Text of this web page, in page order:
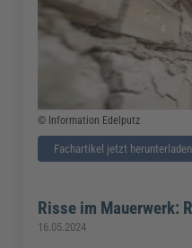
© Information Edelputz
Fachartikel jetzt herunterladen
Risse im Mauerwerk:
16.05.2024